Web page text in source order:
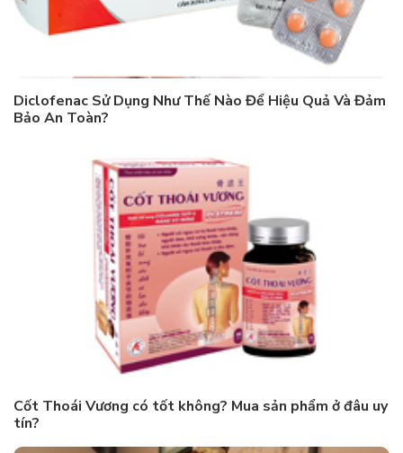
Diclofenac Sử Dụng Như Thế Nào Để Hiệu Quả Và Đảm
Bảo An Toàn?
Cốt Thoái Vương có tốt không? Mua sản phẩm ở đâu uy
tín?